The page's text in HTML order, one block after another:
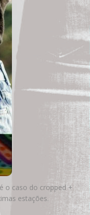
o caso do cropped +
estações.